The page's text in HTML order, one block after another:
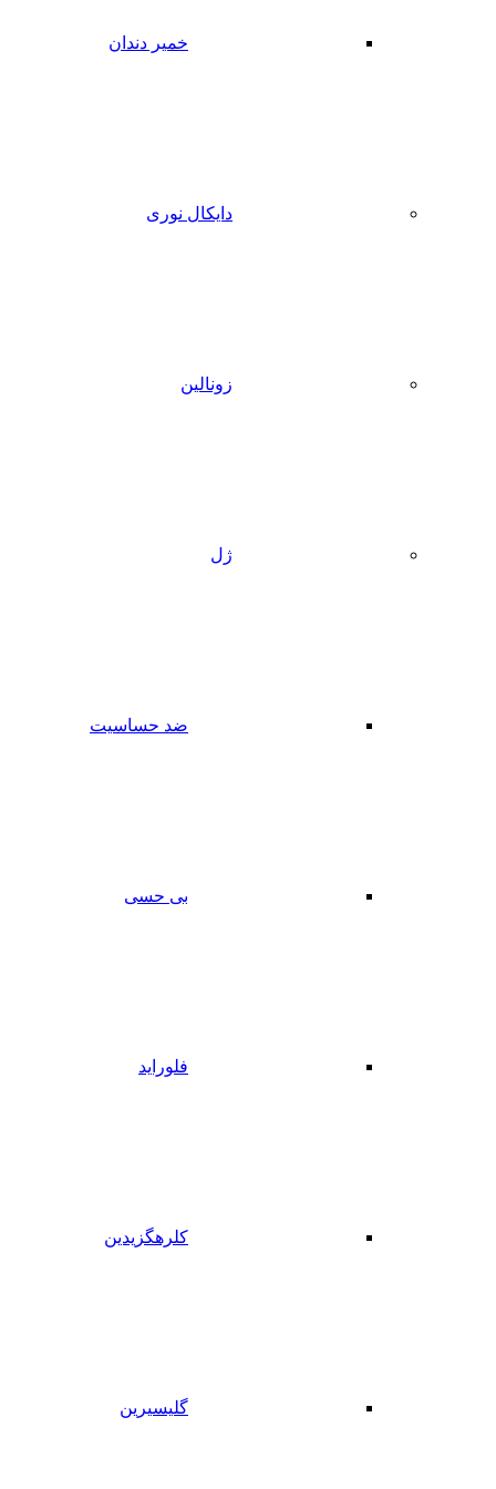
خمیر دندان
دایکال نوری
زونالین
ژل
ضد حساسیت
بی حسی
فلوراید
کلرهگزیدین
گلیسیرین